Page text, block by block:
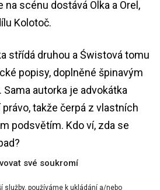
své soukromí
služby, používáme k ukládání a/nebo
na scénu dostává Olka a Orel,
Kolotoč.
střídá druhou a Świstová tomu
popisy, doplněné špinavým
autorka je advokátka
takže čerpá z vlastních
podsvětím. Kdo ví, zda se